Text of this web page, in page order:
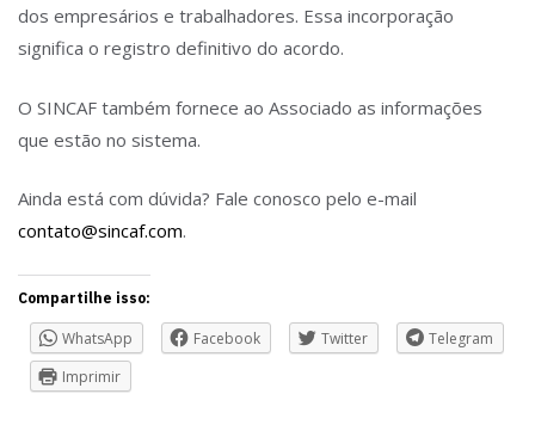
dos empresários e trabalhadores. Essa incorporação
significa o registro definitivo do acordo.
O SINCAF também fornece ao Associado as informações
que estão no sistema.
Ainda está com dúvida? Fale conosco pelo e-mail
contato@sincaf.com.
Compartilhe isso:
WhatsApp Facebook Twitter
Telegram
Imprimir